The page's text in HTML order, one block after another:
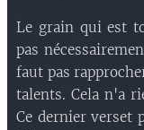
Le grain qui est
pas
faut pas
talents. Cela n'a
Ce dernier verset